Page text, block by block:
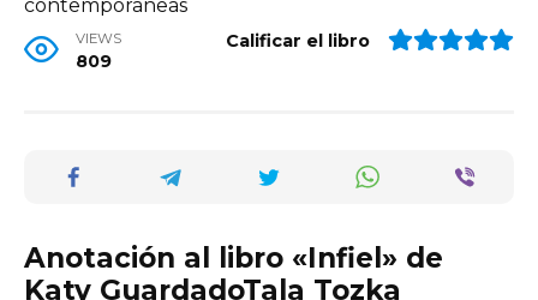
contemporaneas
VIEWS
809
Calificar el libro
Anotación al libro «Infiel» de
Katy GuardadoTala Tozka